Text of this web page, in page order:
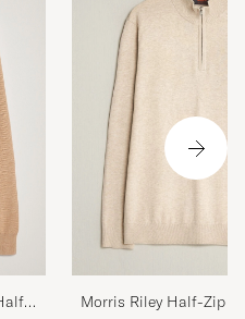
Morris Riley Half-Zip